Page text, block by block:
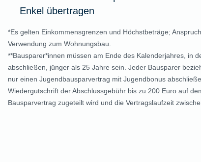
Enkel übertragen
*Es gelten Einkommensgrenzen und Höchstbeträge;
Verwendung zum Wohnungsbau.
**Bausparer*innen müssen am Ende des Kalenderjahres, in
abschließen, jünger als 25 Jahre sein. Jeder Bausparer
nur einen Jugendbausparvertrag mit Jugendbonus
Wiedergutschrift der Abschlussgebühr bis zu 200 Euro auf
Bausparvertrag zugeteilt wird und die Vertragslaufzeit